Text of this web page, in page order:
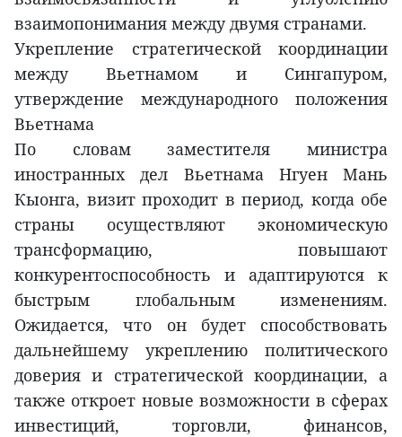
взаимопонимания между двумя странами.
Укрепление стратегической координации
между Вьетнамом и Сингапуром,
утверждение международного положения
Вьетнама
По словам заместителя министра
иностранных дел Вьетнама Нгуен Мань
Кыонга, визит проходит в период, когда обе
страны осуществляют экономическую
трансформацию, повышают
конкурентоспособность и адаптируются к
быстрым глобальным изменениям.
Ожидается, что он будет способствовать
дальнейшему укреплению политического
доверия и стратегической координации, а
также откроет новые возможности в сферах
инвестиций, торговли, финансов,